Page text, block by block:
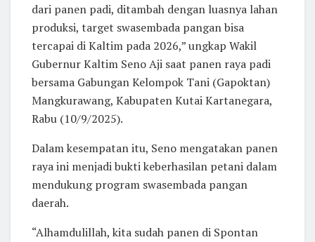
dari panen padi, ditambah dengan luasnya lahan
produksi, target swasembada pangan bisa
tercapai di Kaltim pada 2026,” ungkap Wakil
Gubernur Kaltim Seno Aji saat panen raya padi
bersama Gabungan Kelompok Tani (Gapoktan)
Mangkurawang, Kabupaten Kutai Kartanegara,
Rabu (10/9/2025).
Dalam kesempatan itu, Seno mengatakan panen
raya ini menjadi bukti keberhasilan petani dalam
mendukung program swasembada pangan
daerah.
“Alhamdulillah, kita sudah panen di Spontan